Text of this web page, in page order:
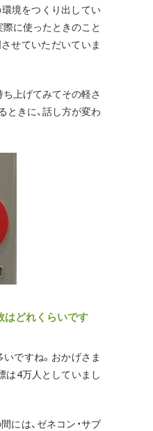
環境をつくり出してい
際に使ったときのこと
せていただいていま
ち上げてみてその軽さ
ときに、話し方が変わ
はどれくらいです
ですね。おかげさま
は4万人としていまし
には、ゼネコン・サブ